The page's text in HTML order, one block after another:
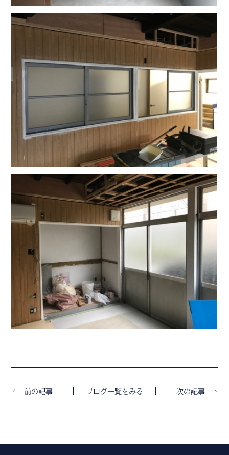
前の記事 ブログ一覧をみる 次の記事